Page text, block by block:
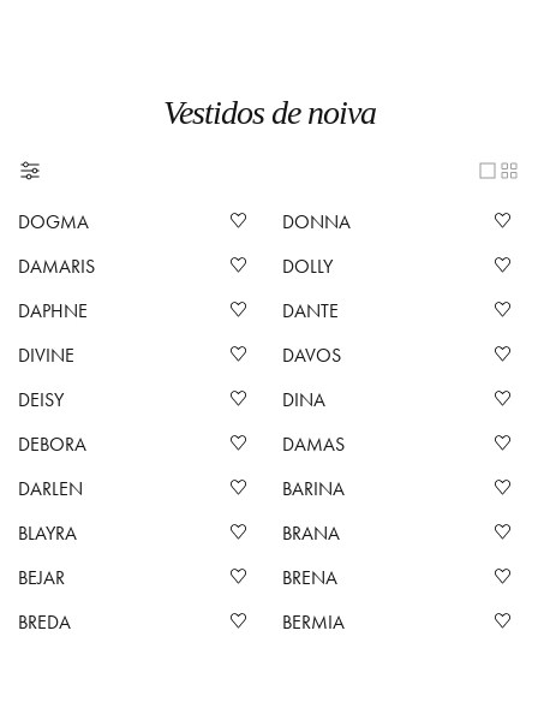
Vestidos de noiva
DOGMA
DONNA
DAMARIS
DOLLY
DAPHNE
DANTE
DIVINE
DAVOS
DEISY
DINA
DEBORA
DAMAS
DARLEN
BARINA
BLAYRA
BRANA
BEJAR
BRENA
BREDA
BERMIA